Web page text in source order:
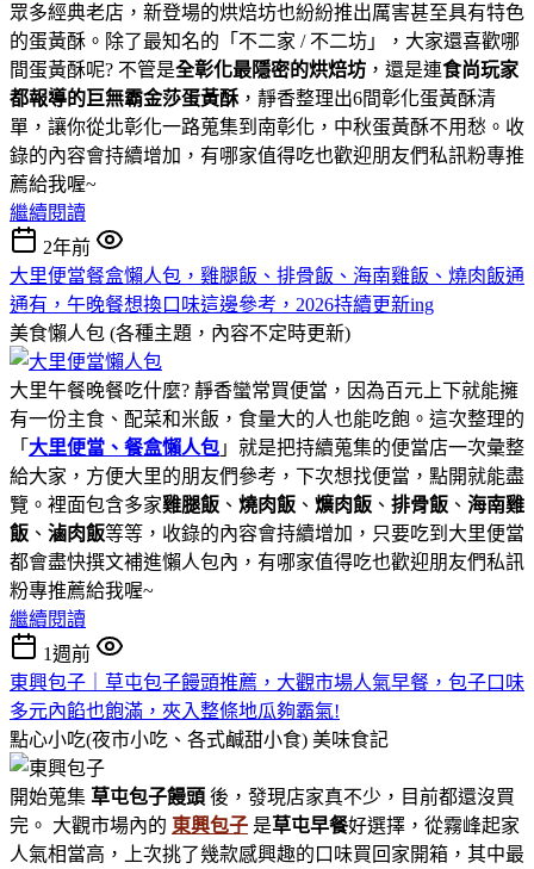
眾多經典老店，新登場的烘焙坊也紛紛推出厲害甚至具有特色
的蛋黃酥。除了最知名的「不二家 / 不二坊」，大家還喜歡哪
間蛋黃酥呢? 不管是全彰化最隱密的烘焙坊 ，還是連食尚玩家
都報導的巨無霸金莎蛋黃酥，靜香整理出6間彰化蛋黃酥清
單，讓你從北彰化一路蒐集到南彰化，中秋蛋黃酥不用愁。收
錄的內容會持續增加，有哪家值得吃也歡迎朋友們私訊粉專推
薦給我喔~
繼續閱讀
2年前
大里便當餐盒懶人包，雞腿飯、排骨飯、海南雞飯、燒肉飯通
通有，午晚餐想換口味這邊參考，2026持續更新ing
美食懶人包 (各種主題，內容不定時更新)
大里午餐晚餐吃什麼? 靜香蠻常買便當，因為百元上下就能擁
有一份主食、配菜和米飯，食量大的人也能吃飽。這次整理的
「 大里便當、餐盒懶人包 」就是把持續蒐集的便當店一次彙整
給大家，方便大里的朋友們參考，下次想找便當，點開就能盡
覽。裡面包含多家雞腿飯 、 燒肉飯 、 爌肉飯 、 排骨飯 、 海南雞
飯 、 滷肉飯等等，收錄的內容會持續增加，只要吃到大里便當
都會盡快撰文補進懶人包內，有哪家值得吃也歡迎朋友們私訊
粉專推薦給我喔~
繼續閱讀
1週前
東興包子｜草屯包子饅頭推薦，大觀市場人氣早餐，包子口味
多元內餡也飽滿，夾入整條地瓜夠霸氣!
點心小吃(夜市小吃、各式鹹甜小食) 美味食記
開始蒐集 草屯包子饅頭 後，發現店家真不少，目前都還沒買
完。 大觀市場內的 東興包子 是草屯早餐好選擇，從霧峰起家
人氣相當高，上次挑了幾款感興趣的口味買回家開箱，其中最